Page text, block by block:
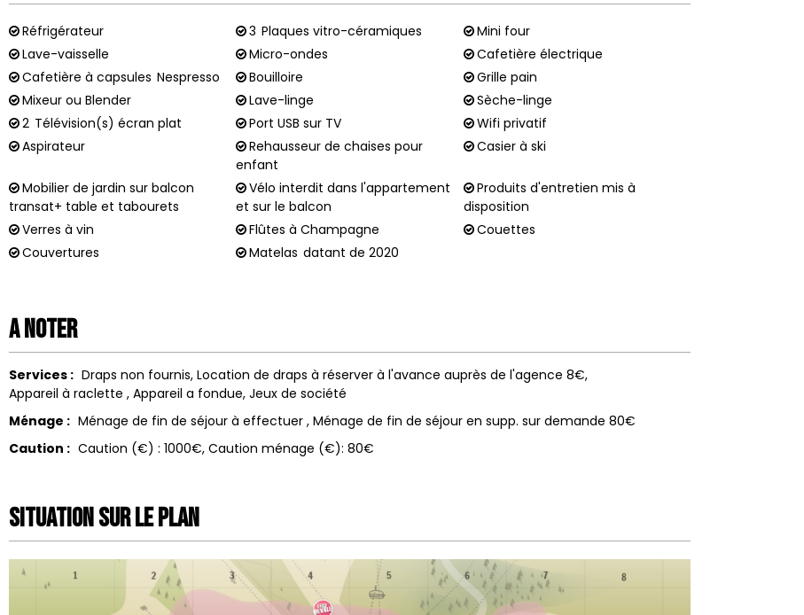
Réfrigérateur 3 Plaques vitro-céramiques
Mini four
Lave-vaisselle
Micro-ondes
Cafetière électrique
Cafetière à capsules Nespresso Bouilloire
Grille pain
Mixeur ou Blender
Lave-linge
Sèche-linge
2 Télévision(s) écran plat Port USB sur TV
Wifi privatif
Aspirateur
Rehausseur de chaises pour
enfant
Casier à ski
Mobilier de jardin sur balcon
transat+ table et tabourets
Vélo interdit dans l'appartement
et sur le balcon
Produits d'entretien mis à
disposition
Verres à vin
Flûtes à Champagne
Couettes
Couvertures
Matelas datant de 2020
A noter
Services : Draps non fournis Location de draps à réserver à l'avance auprès de l'agence 8€
Appareil à raclette
Appareil a fondue Jeux de société
Ménage : Ménage de fin de séjour à effectuer Ménage de fin de séjour en supp. sur demande 80€
Caution : Caution (€) : 1000€ Caution ménage (€): 80€
Situation sur le Plan